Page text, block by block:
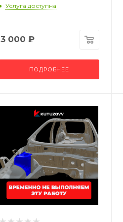
Услуга доступна
3 000 ₽
ПОДРОБНЕЕ